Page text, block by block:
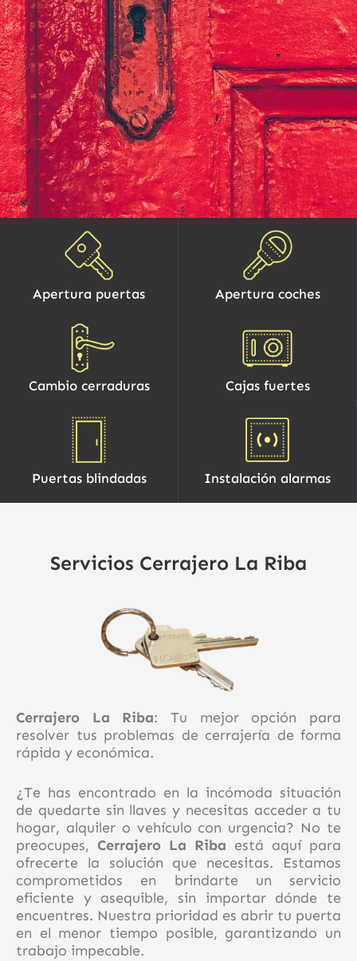
Apertura puertas Apertura coches
Cambio cerraduras Cajas fuertes
Puertas blindadas Instalación alarmas
Servicios Cerrajero La Riba
Cerrajero La Riba: Tu mejor opción para
resolver tus problemas de cerrajería de forma
rápida y económica.
¿Te has encontrado en la incómoda situación
de quedarte sin llaves y necesitas acceder a tu
hogar, alquiler o vehículo con urgencia? No te
preocupes, Cerrajero La Riba está aquí para
ofrecerte la solución que necesitas. Estamos
comprometidos en brindarte un servicio
eficiente y asequible, sin importar dónde te
encuentres. Nuestra prioridad es abrir tu puerta
en el menor tiempo posible, garantizando un
trabajo impecable.